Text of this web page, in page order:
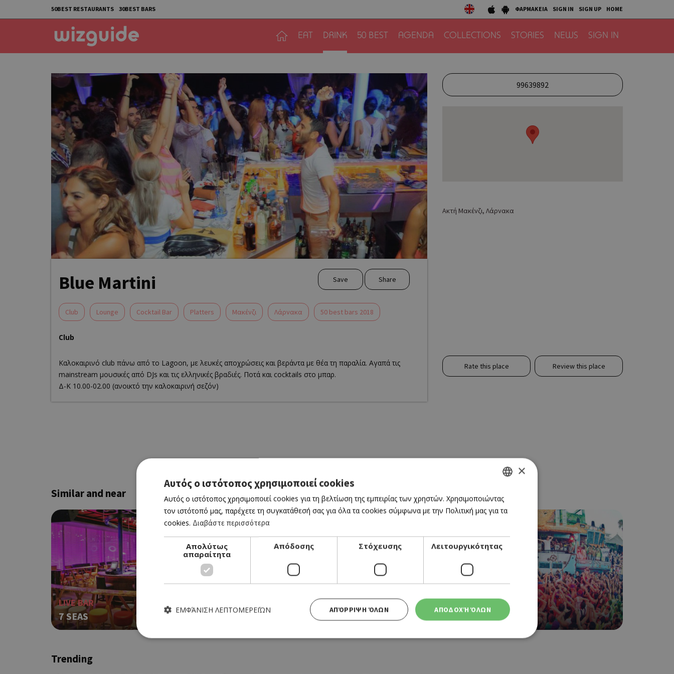
50BEST RESTAURANTS 30BEST BARS ΦΑΡΜΑΚΕΙΑ SIGN IN SIGN UP HOME
EAT DRINK 50 BEST AGENDA COLLECTIONS STORIES NEWS SIGN IN
Blue Martini Save Share
Club Lounge Cocktail Bar Platters Μακένζι Λάρνακα 50 best bars 2018
Club
Καλοκαιρινό club πάνω από το Lagoon, με λευκές αποχρώσεις και βεράντα με θέα τη παραλία. Αγαπά τις
mainstream μουσικές από DJs και τις ελληνικές βραδιές. Ποτά και cocktails στο μπαρ.
Δ-Κ 10.00-02.00 (ανοικτό την καλοκαιρινή σεζόν)
99639892
Ακτή Μακένζι, Λάρνακα
Rate this place Review this place
Similar and near
LIVE BAR
7 SEAS
CLUB RESTAURANT
CAFE MERCEDES
CLUB
GUABA
Trending
GREEK
ENGLISH
×
Αυτός ο ιστότοπος χρησιμοποιεί cookies
Αυτός ο ιστότοπος χρησιμοποιεί cookies για τη βελτίωση της εμπειρίας των χρηστών. Χρησιμοποιώντας
τον ιστότοπό μας, παρέχετε τη συγκατάθεσή σας για όλα τα cookies σύμφωνα με την Πολιτική μας για τα
cookies. Διαβάστε περισσότερα
Απολύτως
απαραίτητα
Απόδοσης Στόχευσης Λειτουργικότητας
ΑΠΟΔΟΧΉ ΌΛΩΝ
ΑΠΌΡΡΙΨΗ ΌΛΩΝ
ΕΜΦΆΝΙΣΗ ΛΕΠΤΟΜΕΡΕΙΏΝ